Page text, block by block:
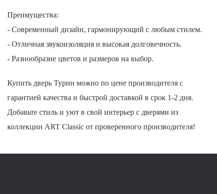
Преимущества:
- Современный дизайн, гармонирующий с любым стилем.
- Отличная звукоизоляция и высокая долговечность.
- Разнообразие цветов и размеров на выбор.
Купить дверь Турин можно по цене производителя с
гарантией качества и быстрой доставкой в срок 1-2 дня.
Добавьте стиль и уют в свой интерьер с дверями из
коллекции ART Classic от проверенного производителя!